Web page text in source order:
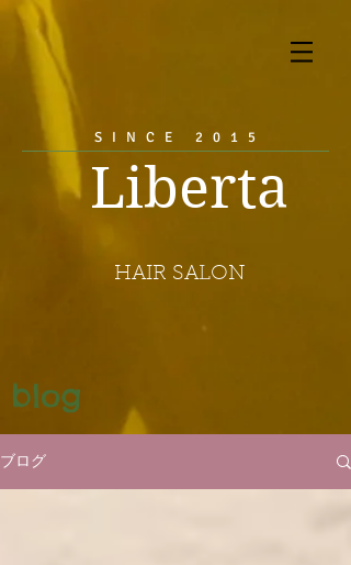
SINCE 2015
Liberta
HAIR SALON
blog
ブログ